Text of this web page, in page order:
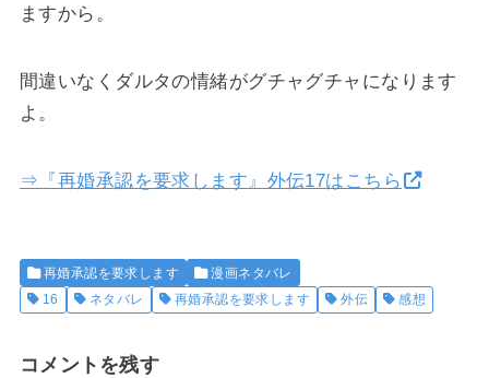
ますから。
間違いなくダルタの情緒がグチャグチャになります
よ。
⇒『再婚承認を要求します』外伝17はこちら
再婚承認を要求します
漫画ネタバレ
16
ネタバレ 再婚承認を要求します 外伝 感想
コメントを残す